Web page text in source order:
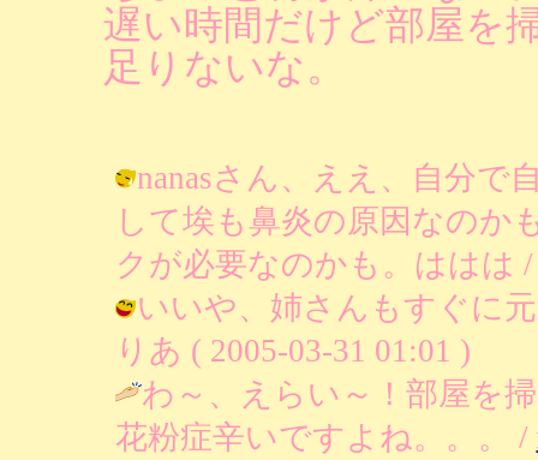
遅い時間だけど部屋を
足りないな。
nanasさん、ええ、自分で
して埃も鼻炎の原因なの
クが必要なのかも。ははは /
いいや、姉さんもすぐに
りあ ( 2005-03-31 01:01 )
わ～、えらい～！部屋を
花粉症辛いですよね。。。 /